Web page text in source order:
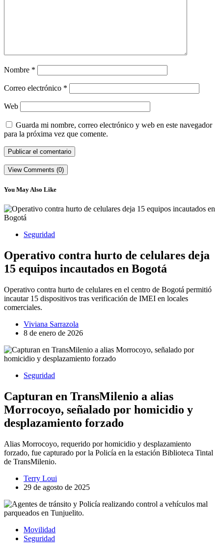
Nombre *
Correo electrónico *
Web
Guarda mi nombre, correo electrónico y web en este navegador
para la próxima vez que comente.
View Comments (0)
You May Also Like
Seguridad
Operativo contra hurto de celulares deja
15 equipos incautados en Bogotá
Operativo contra hurto de celulares en el centro de Bogotá permitió
incautar 15 dispositivos tras verificación de IMEI en locales
comerciales.
Viviana Sarrazola
8 de enero de 2026
Seguridad
Capturan en TransMilenio a alias
Morrocoyo, señalado por homicidio y
desplazamiento forzado
Alias Morrocoyo, requerido por homicidio y desplazamiento
forzado, fue capturado por la Policía en la estación Biblioteca Tintal
de TransMilenio.
Terry Loui
29 de agosto de 2025
Movilidad
Seguridad